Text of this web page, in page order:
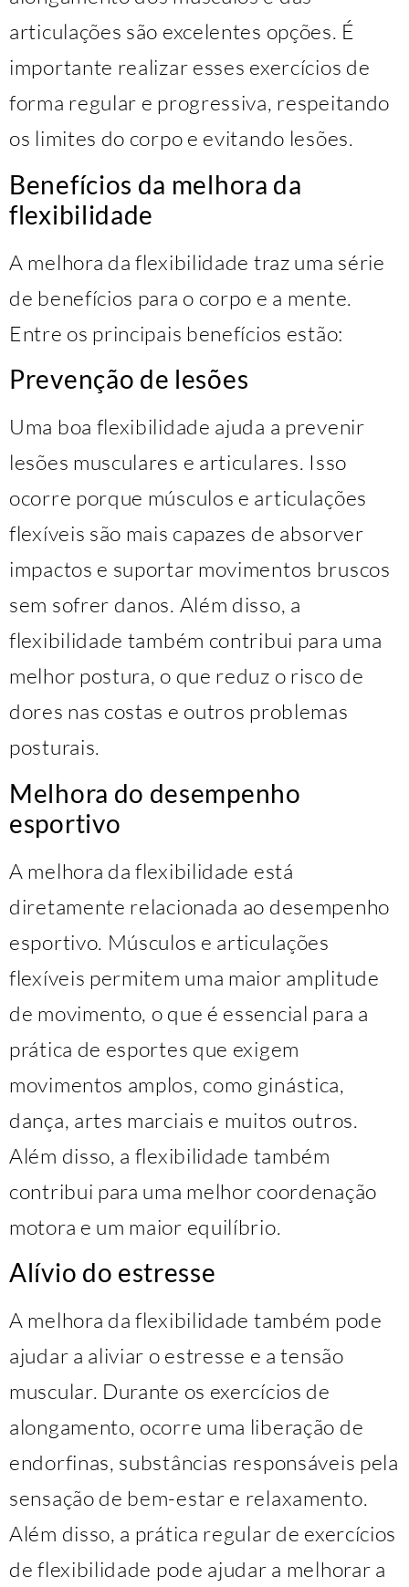
articulações são excelentes opções. É
importante realizar esses exercícios de
forma regular e progressiva, respeitando
os limites do corpo e evitando lesões.
Benefícios da melhora da
flexibilidade
A melhora da flexibilidade traz uma série
de benefícios para o corpo e a mente.
Entre os principais benefícios estão:
Prevenção de lesões
Uma boa flexibilidade ajuda a prevenir
lesões musculares e articulares. Isso
ocorre porque músculos e articulações
flexíveis são mais capazes de absorver
impactos e suportar movimentos bruscos
sem sofrer danos. Além disso, a
flexibilidade também contribui para uma
melhor postura, o que reduz o risco de
dores nas costas e outros problemas
posturais.
Melhora do desempenho
esportivo
A melhora da flexibilidade está
diretamente relacionada ao desempenho
esportivo. Músculos e articulações
flexíveis permitem uma maior amplitude
de movimento, o que é essencial para a
prática de esportes que exigem
movimentos amplos, como ginástica,
dança, artes marciais e muitos outros.
Além disso, a flexibilidade também
contribui para uma melhor coordenação
motora e um maior equilíbrio.
Alívio do estresse
A melhora da flexibilidade também pode
ajudar a aliviar o estresse e a tensão
muscular. Durante os exercícios de
alongamento, ocorre uma liberação de
endorfinas, substâncias responsáveis pela
sensação de bem-estar e relaxamento.
Além disso, a prática regular de exercícios
de flexibilidade pode ajudar a melhorar a